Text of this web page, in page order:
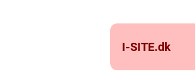
I-SITE.dk